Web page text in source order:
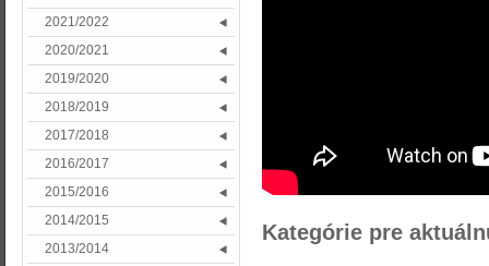
2021/2022
2020/2021
2019/2020
2018/2019
2017/2018
2016/2017
2015/2016
2014/2015
2013/2014
Kategórie pre